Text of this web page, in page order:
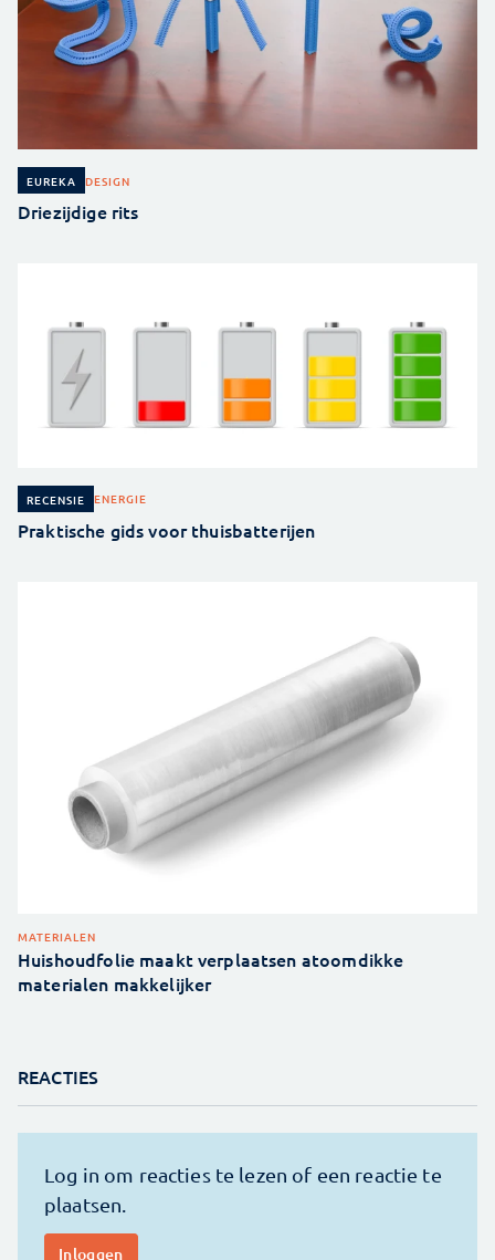
EUREKA DESIGN
Driezijdige rits
RECENSIE ENERGIE
Praktische gids voor thuisbatterijen
MATERIALEN
Huishoudfolie maakt verplaatsen atoomdikke
materialen makkelijker
REACTIES